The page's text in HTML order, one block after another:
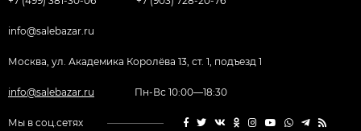
info@salebazar.ru
Москва, ул. Академика Королёва 13, ст. 1, подъезд 1
info@salebazar.ru Пн-Вс 10:00—18:30
Мы в соц.сетях